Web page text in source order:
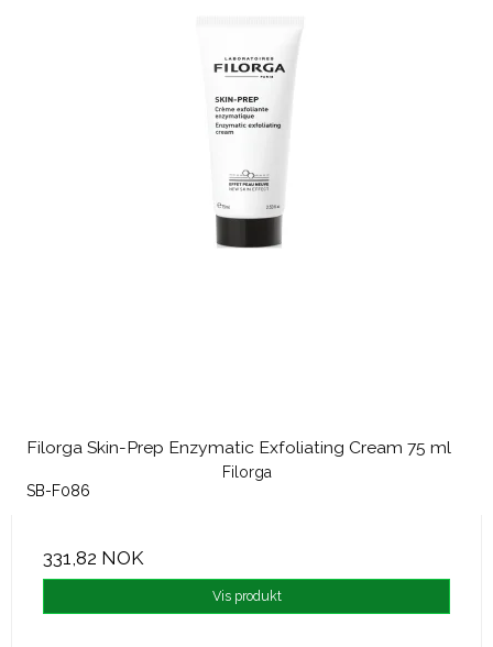
Filorga Skin-Prep Enzymatic Exfoliating Cream 75 ml
Filorga
SB-F086
331,82 NOK
Vis produkt